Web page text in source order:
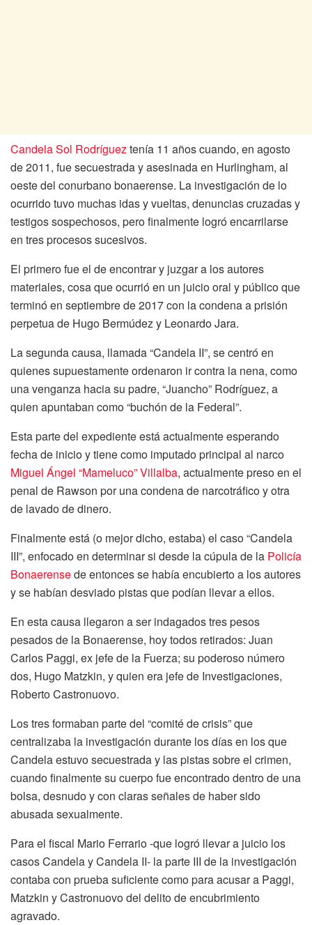
Candela Sol Rodrígueztenía 11 años cuando, en agosto
de 2011, fue secuestrada y asesinada en Hurlingham, al
oeste del conurbano bonaerense. La investigación de lo
ocurrido tuvo muchas idas y vueltas, denuncias cruzadas y
testigos sospechosos, pero finalmente logró encarrilarse
en tres procesos sucesivos.
El primero fue el de encontrar y juzgar a los autores
materiales, cosa que ocurrió en un juicio oral y público que
terminó en septiembre de 2017 con la condena a prisión
perpetua de Hugo Bermúdez y Leonardo Jara.
La segunda causa, llamada “Candela II”, se centró en
quienes supuestamente ordenaron ir contra la nena, como
una venganza hacia su padre, “Juancho” Rodríguez, a
quien apuntaban como “buchón de la Federal”.
Esta parte del expediente está actualmente esperando
fecha de inicio y tiene como imputado principal al narco
Miguel Ángel “Mameluco” Villalba, actualmente preso en el
penal de Rawson por una condena de narcotráfico y otra
de lavado de dinero.
Finalmente está (o mejor dicho, estaba) el caso “Candela
III”, enfocado en determinar si desde la cúpula de la Policía
Bonaerensede entonces se había encubierto a los autores
y se habían desviado pistas que podían llevar a ellos.
En esta causa llegaron a ser indagados tres pesos
pesados de la Bonaerense, hoy todos retirados: Juan
Carlos Paggi, ex jefe de la Fuerza; su poderoso número
dos, Hugo Matzkin, y quien era jefe de Investigaciones,
Roberto Castronuovo.
Los tres formaban parte del “comité de crisis” que
centralizaba la investigación durante los días en los que
Candela estuvo secuestrada y las pistas sobre el crimen,
cuando finalmente su cuerpo fue encontrado dentro de una
bolsa, desnudo y con claras señales de haber sido
abusada sexualmente.
Para el fiscal Mario Ferrario -que logró llevar a juicio los
casos Candela y Candela II- la parte III de la investigación
contaba con prueba suficiente como para acusar a Paggi,
Matzkin y Castronuovo del delito de encubrimiento
agravado.